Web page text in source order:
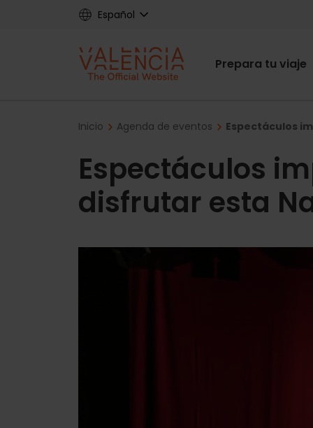
Español
Main
Prepara tu viaje
Breadcrumb
Inicio Agenda de eventos Espectáculos
Espectáculos
disfrutar esta